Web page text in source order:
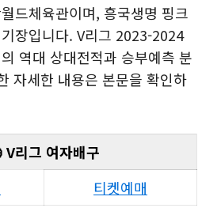
드체육관이며, 흥국생명 핑크
장입니다. V리그 2023-2024
역대 상대전적과 승부예측 분
자세한 내용은 본문을 확인하
V리그 여자배구
티켓예매